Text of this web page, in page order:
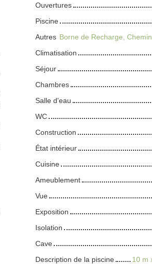
Ouvertures
Piscine
Autres
Climatisation
Séjour
Chambres
Salle d'eau
WC
Construction
État intérieur
Cuisine
Ameublement
Vue
Exposition
Isolation
Cave
Description de la piscine
10 m